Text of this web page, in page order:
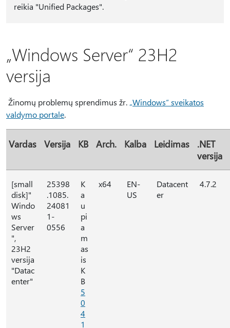
reikia "Unified Packages".
„Windows Server“ 23H2
versija
Žinomų problemų sprendimus žr. „Windows“ sveikatos
valdymo portale.
Vardas Versija KB Arch. Kalba Leidimas
.NET
versija
[small
disk]"
Windo
ws
Server
",
23H2
versija
"Datac
enter"
25398
.1085.
24081
1-
0556
K
a
u
pi
a
m
as
is
K
B
5
0
4
1
x64
EN-
US
Datacent
er
4.7.2